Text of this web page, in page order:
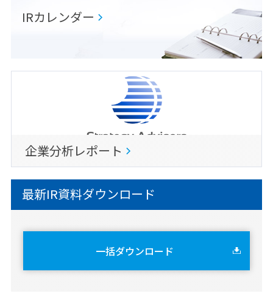
IRカレンダー
企業分析レポート
最新IR資料ダウンロード
一括ダウンロード